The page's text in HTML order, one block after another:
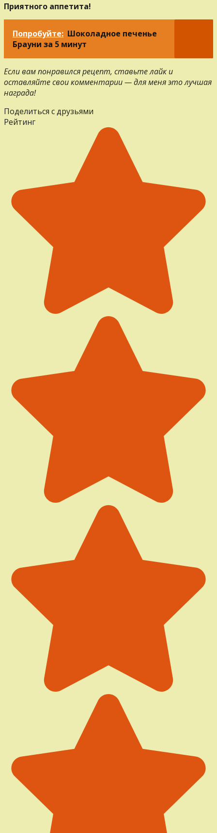
Приятного аппетита!
Попробуйте: Шоколадное печенье
Брауни за 5 минут
Если вам понравился рецепт, ставьте лайк и
оставляйте свои комментарии — для меня это лучшая
награда!
Поделиться с друзьями
Рейтинг